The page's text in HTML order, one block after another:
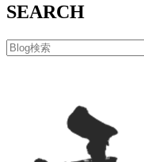
SEARCH